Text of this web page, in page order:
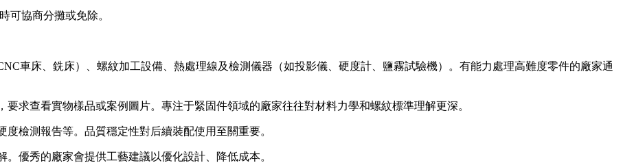
可協商分攤或免除。
車床、銑床）、螺紋加工設備、熱處理線及檢測儀器（如投影儀、硬度計、鹽霧試驗機）。有能力處理高難度零件的廠家通
要求查看實物樣品或案例圖片。專注于緊固件領域的廠家往往對材料力學和螺紋標準理解更深。
度檢測報告等。品質穩定性對后續裝配使用至關重要。
。優秀的廠家會提供工藝建議以優化設計、降低成本。